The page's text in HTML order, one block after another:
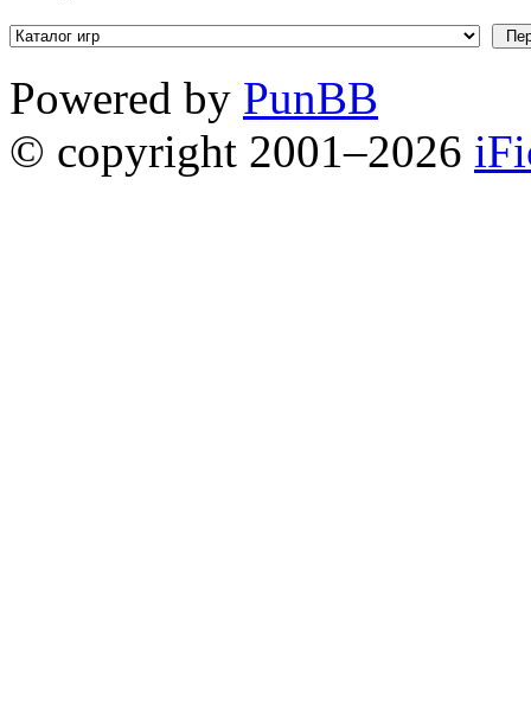
Powered by PunBB
© copyright 2001–2026